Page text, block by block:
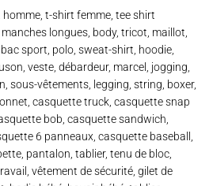
t-shirt femme, tee shirt
longues, body, tricot, maillot,
sport, polo, sweat-shirt, hoodie,
veste, débardeur, marcel, jogging,
sous-vêtements, legging, string, boxer,
casquette truck, casquette snap
bob, casquette sandwich,
6 panneaux, casquette baseball,
pantalon, tablier, tenu de bloc,
vêtement de sécurité, gilet de